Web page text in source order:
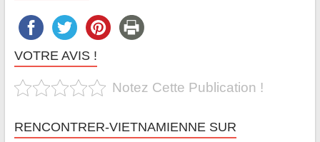
VOTRE AVIS !
Notez Cette Publication !
RENCONTRER-VIETNAMIENNE SUR